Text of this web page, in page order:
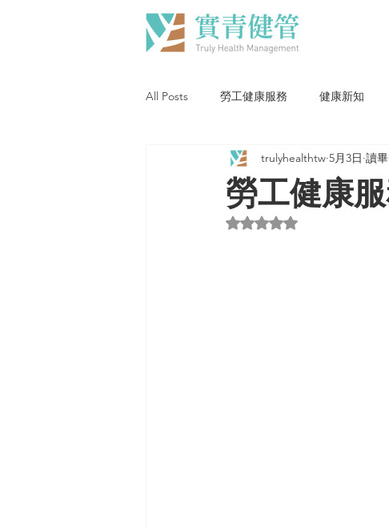
All Posts 勞工健康服務 健康新知
勞工健康
trulyhealthtw 5月3日 讀
評等為 NaN（最高為 5 顆